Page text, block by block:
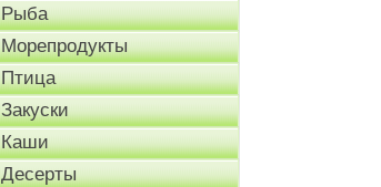
Рыба
Морепродукты
Птица
Закуски
Каши
Десерты